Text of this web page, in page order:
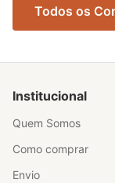
Todos os
Institucional
Quem Somos
Como comprar
Envio